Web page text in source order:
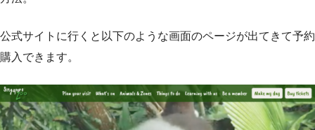
公式サイトに行くと以下のような画面のページが出てきて予約
購入できます。